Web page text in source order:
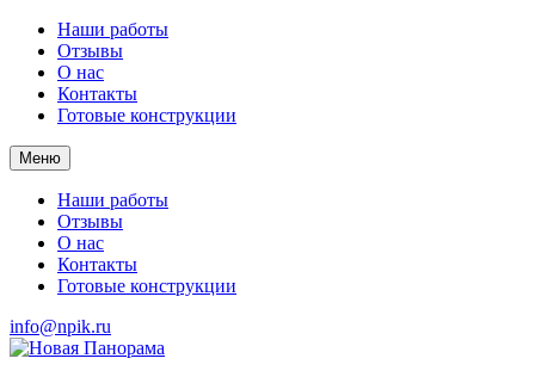
Наши работы
Отзывы
О нас
Контакты
Готовые конструкции
Меню
Наши работы
Отзывы
О нас
Контакты
Готовые конструкции
info@npik.ru